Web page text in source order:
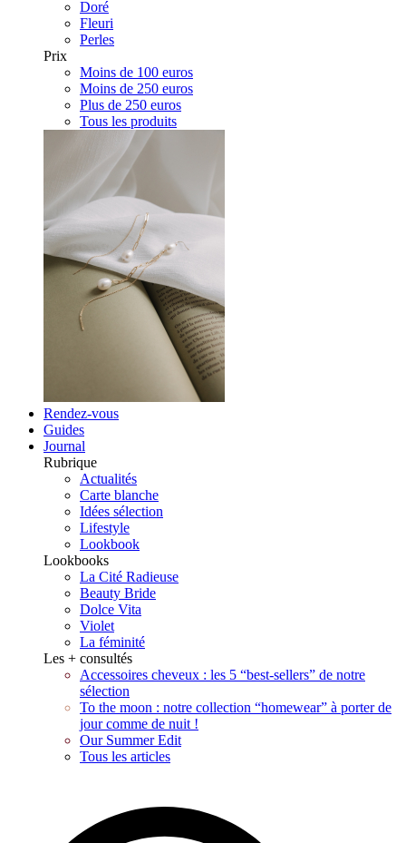
Doré
Fleuri
Perles
Prix
Moins de 100 euros
Moins de 250 euros
Plus de 250 euros
Tous les produits
Rendez-vous
Guides
Journal
Rubrique
Actualités
Carte blanche
Idées sélection
Lifestyle
Lookbook
Lookbooks
La Cité Radieuse
Beauty Bride
Dolce Vita
Violet
La féminité
Les + consultés
Accessoires cheveux : les 5 “best-sellers” de notre
sélection
To the moon : notre collection “homewear” à porter de
jour comme de nuit !
Our Summer Edit
Tous les articles